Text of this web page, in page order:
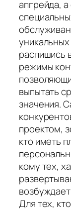
апгрейда,
распишись
режимы
выпытать
значения.
проектом,
кто иметь
кому тех,
Для тех,